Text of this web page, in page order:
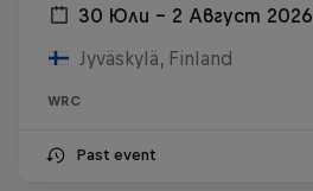
30 Юли – 2 Август 2026
Jyväskylä, Finland
WRC
Past event